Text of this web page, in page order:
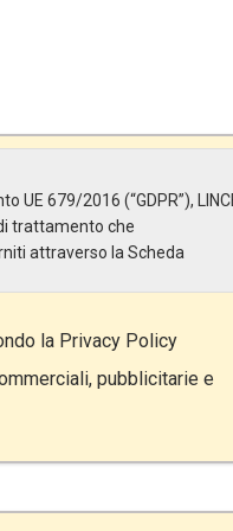
679/2016 (“GDPR”),
trattamento che
attraverso la Scheda
sede in Via Variante di
può esercitare i
legale oppure inviando una
(dati identificativi e
la Privacy Policy
pubblicitarie e